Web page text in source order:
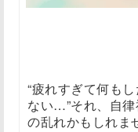
“疲れすぎて何もし
ない…”それ、自律
の乱れかもしれま